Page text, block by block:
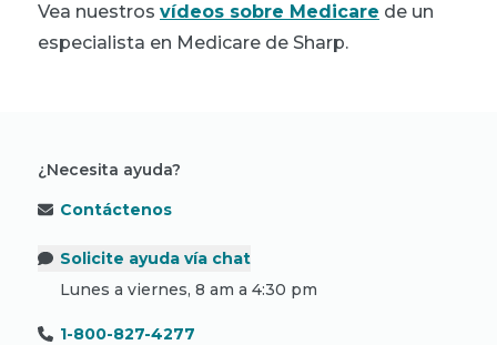
Vea nuestros vídeos sobre Medicare de un
especialista en Medicare de Sharp.
¿Necesita ayuda?
Contáctenos
Solicite ayuda vía chat
Lunes a viernes, 8 am a 4:30 pm
1-800-827-4277